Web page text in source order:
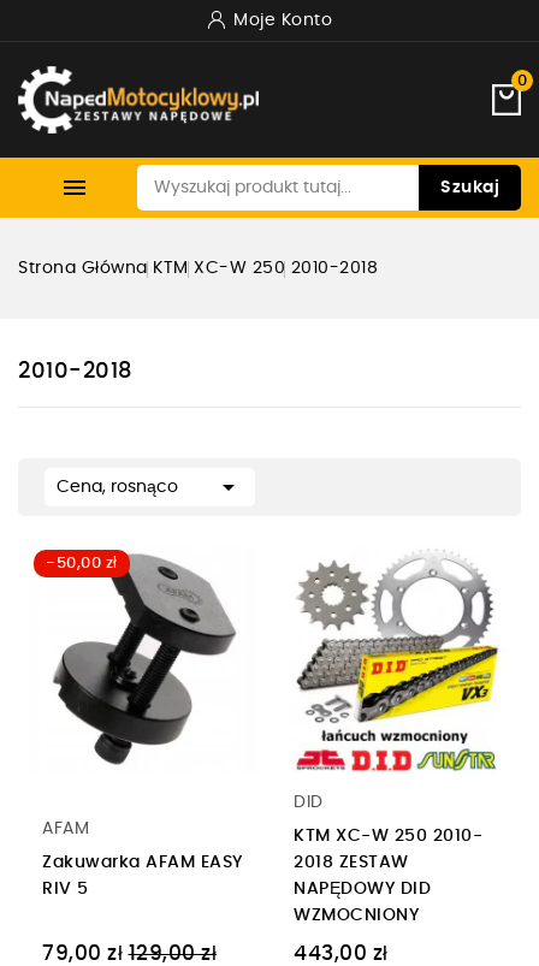
Moje Konto
0
 Szukaj
Strona Główna KTM XC-W 250 2010-2018
2010-2018
Cena, rosnąco 
-50,00 zł
AFAM
Zakuwarka AFAM EASY
RIV 5
79,00 zł Cena
129,00 zł
DID
KTM XC-W 250 2010-
2018 ZESTAW
NAPĘDOWY DID
WZMOCNIONY
443,00 zł